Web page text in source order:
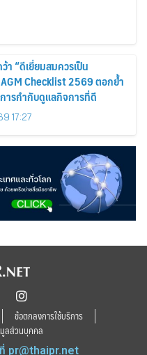
า “ดีเยี่ยมสมควรเป็น
Checklist 2569 ตอกย้ำ
ารกำกับดูแลกิจการที่ดี
17:27
ข้อตกลงการใช้บริการ
ลส่วนบุคคล
pr@thaipr.net